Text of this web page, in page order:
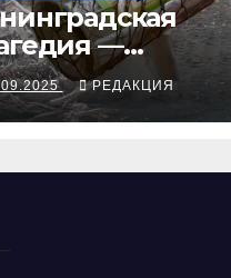
—
смертей от
РЕДАКЦИЯ